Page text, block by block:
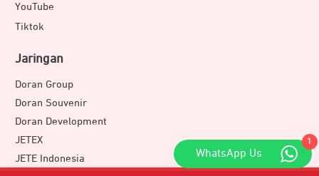
YouTube
Tiktok
Jaringan
Doran Group
Doran Souvenir
Doran Development
JETEX
JETE Indonesia
1
WhatsApp Us